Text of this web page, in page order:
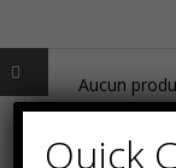
Aucun
Quick